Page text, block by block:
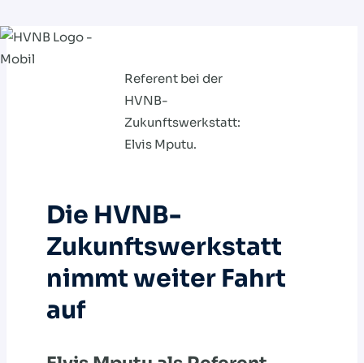
Zum
Inhalt
Referent bei der
HVNB-
Zukunftswerkstatt:
Elvis Mputu.
Die HVNB-
Zukunftswerkstatt
nimmt weiter Fahrt
auf